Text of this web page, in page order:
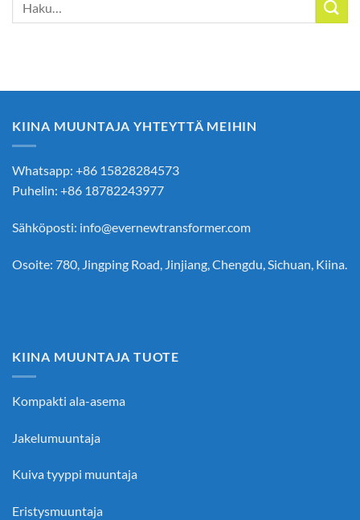
KIINA MUUNTAJA YHTEYTTÄ MEIHIN
Whatsapp: +86 15828284573
Puhelin: +86 18782243977
Sähköposti: info@evernewtransformer.com
Osoite: 780, Jingping Road, Jinjiang, Chengdu, Sichuan, Kiina.
KIINA MUUNTAJA TUOTE
Kompakti ala-asema
Jakelumuuntaja
Kuiva tyyppi muuntaja
Eristysmuuntaja